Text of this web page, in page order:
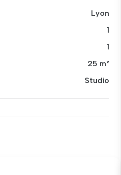
Lyon
1
1
25 m²
Studio